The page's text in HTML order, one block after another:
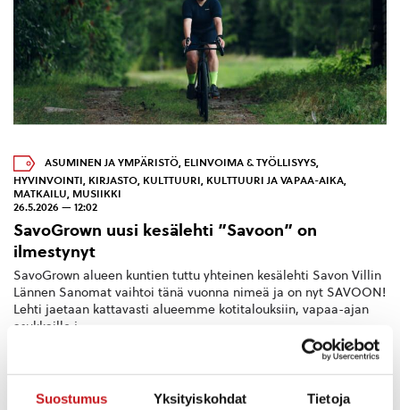
Suostumus Yksityiskohdat Tietoja
ASUMINEN JA YMPÄRISTÖ ELINVOIMA & TYÖLLISYYS
HYVINVOINTI KIRJASTO KULTTUURI KULTTUURI JA VAPAA-AIKA
MATKAILU MUSIIKKI
26.5.2026 — 12:02
SavoGrown uusi kesälehti ”Savoon” on
ilmestynyt
SavoGrown alueen kuntien tuttu yhteinen kesälehti Savon Villin
Lännen Sanomat vaihtoi tänä vuonna nimeä ja on nyt SAVOON!
Lehti jaetaan kattavasti alueemme kotitalouksiin, vapaa-ajan
asukkaille j...